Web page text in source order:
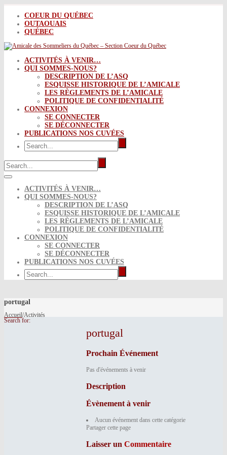
COEUR DU QUÉBEC
OUTAOUAIS
QUÉBEC
ACTIVITÉS À VENIR…
QUI SOMMES-NOUS?
DESCRIPTION DE L’ASQ
ESQUISSE HISTORIQUE DE L’AMICALE
LES RÈGLEMENTS DE L’AMICALE
POLITIQUE DE CONFIDENTIALITÉ
CONNEXION
SE CONNECTER
SE DÉCONNECTER
PUBLICATIONS NOS CUVÉES
ACTIVITÉS À VENIR…
QUI SOMMES-NOUS?
DESCRIPTION DE L’ASQ
ESQUISSE HISTORIQUE DE L’AMICALE
LES RÈGLEMENTS DE L’AMICALE
POLITIQUE DE CONFIDENTIALITÉ
CONNEXION
SE CONNECTER
SE DÉCONNECTER
PUBLICATIONS NOS CUVÉES
portugal
Accueil/Activités
portugal
Prochain Événement
Pas d'événements à venir
Description
Évènement à venir
Aucun événement dans cette catégorie
Partager cette page
Laisser un Commentaire
Search for: